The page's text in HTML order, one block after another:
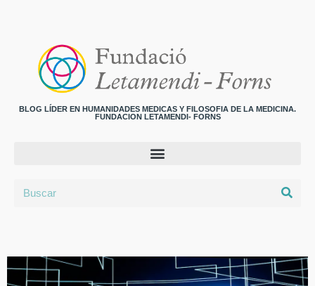
BLOG LÍDER EN HUMANIDADES MEDICAS Y FILOSOFIA DE LA MEDICINA.
FUNDACION LETAMENDI- FORNS